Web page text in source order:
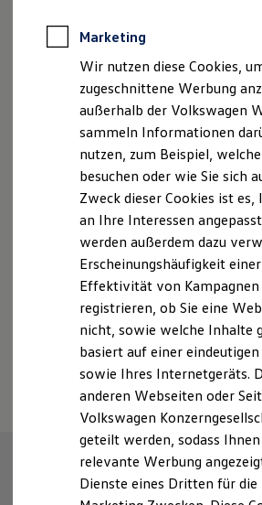
Anpfiff zum Gewinn
Elektroautos
ID. Tutorials
Elektrofahrzeugkonzepte
Reichweite
Reichweite der ID.
Reichweite im Winter
Laden
Laden unterwegs
Laden Zuhause
Ladezeitensimulator
Batterie
Sicherheit
Garantie und
Nachhaltigkeit
Technologie
Kosten und Kauf
Verbrauchskosten
Kaufoptionen
E-Auto-Förderung
Software und Konnektivität
Die ID. Software 6
ID. Software Versionen
Digitale Extras
Schnittstellen zu Ihrem
Fahrzeugangebot
Servicetermin buchen
Serviceanfrage stellen
Marketing
Wir nutzen diese Cookies,
zugeschnittene Werbung
außerhalb der Volkswagen
sammeln Informationen
nutzen, zum Beispiel,
besuchen oder wie Sie sich
Zweck dieser Cookies ist
an Ihre Interessen
werden außerdem dazu
Erscheinungshäufigkeit
Effektivität von Kampagnen
registrieren, ob Sie eine
nicht, sowie welche Inhalte
basiert auf einer
sowie Ihres Internetgeräts.
anderen Webseiten oder
Volkswagen
geteilt werden, sodass
relevante Werbung
Dienste eines Dritten für